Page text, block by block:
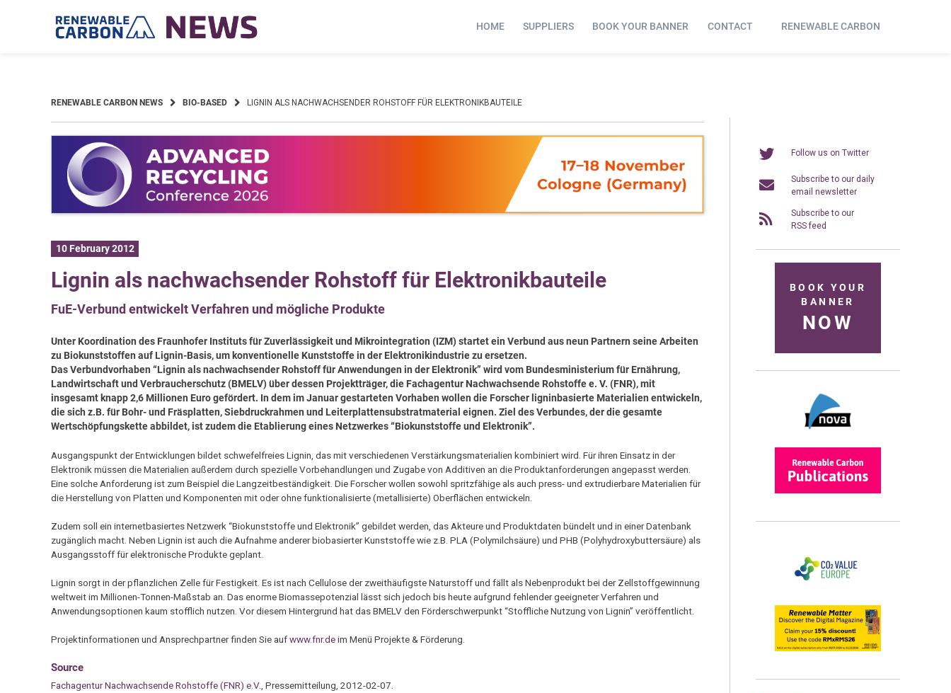
HOME SUPPLIERS BOOK YOUR BANNER CONTACT RENEWABLE CARBON
RENEWABLE CARBON NEWS BIO-BASED LIGNIN ALS NACHWACHSENDER ROHSTOFF FÜR ELEKTRONIKBAUTEILE
10 February 2012
Lignin als nachwachsender Rohstoff für Elektronikbauteile
FuE-Verbund entwickelt Verfahren und mögliche Produkte
Unter Koordination des Fraunhofer Instituts für Zuverlässigkeit und Mikrointegration (IZM) startet ein Verbund aus neun Partnern seine Arbeiten
zu Biokunststoffen auf Lignin-Basis, um konventionelle Kunststoffe in der Elektronikindustrie zu ersetzen.
Das Verbundvorhaben “Lignin als nachwachsender Rohstoff für Anwendungen in der Elektronik” wird vom Bundesministerium für Ernährung,
Landwirtschaft und Verbraucherschutz (BMELV) über dessen Projektträger, die Fachagentur Nachwachsende Rohstoffe e. V. (FNR), mit
insgesamt knapp 2,6 Millionen Euro gefördert. In dem im Januar gestarteten Vorhaben wollen die Forscher ligninbasierte Materialien entwickeln,
die sich z.B. für Bohr- und Fräsplatten, Siebdruckrahmen und Leiterplattensubstratmaterial eignen. Ziel des Verbundes, der die gesamte
Wertschöpfungskette abbildet, ist zudem die Etablierung eines Netzwerkes “Biokunststoffe und Elektronik”.
Ausgangspunkt der Entwicklungen bildet schwefelfreies Lignin, das mit verschiedenen Verstärkungsmaterialien kombiniert wird. Für ihren Einsatz in der
Elektronik müssen die Materialien außerdem durch spezielle Vorbehandlungen und Zugabe von Additiven an die Produktanforderungen angepasst werden.
Eine solche Anforderung ist zum Beispiel die Langzeitbeständigkeit. Die Forscher wollen sowohl spritzfähige als auch press- und extrudierbare Materialien für
die Herstellung von Platten und Komponenten mit oder ohne funktionalisierte (metallisierte) Oberflächen entwickeln.
Zudem soll ein internetbasiertes Netzwerk “Biokunststoffe und Elektronik” gebildet werden, das Akteure und Produktdaten bündelt und in einer Datenbank
zugänglich macht. Neben Lignin ist auch die Aufnahme anderer biobasierter Kunststoffe wie z.B. PLA (Polymilchsäure) und PHB (Polyhydroxybuttersäure) als
Ausgangsstoff für elektronische Produkte geplant.
Lignin sorgt in der pflanzlichen Zelle für Festigkeit. Es ist nach Cellulose der zweithäufigste Naturstoff und fällt als Nebenprodukt bei der Zellstoffgewinnung
weltweit im Millionen-Tonnen-Maßstab an. Das enorme Biomassepotenzial lässt sich jedoch bis heute aufgrund fehlender geeigneter Verfahren und
Anwendungsoptionen kaum stofflich nutzen. Vor diesem Hintergrund hat das BMELV den Förderschwerpunkt “Stoffliche Nutzung von Lignin” veröffentlicht.
Projektinformationen und Ansprechpartner finden Sie aufwww.fnr.deim Menü Projekte & Förderung.
Source
Fachagentur Nachwachsende Rohstoffe (FNR) e.V. , Pressemitteilung, 2012-02-07.
Follow us on Twitter
Subscribe to our daily
email newsletter
Subscribe to our
RSS feed
BOOK YOUR
BANNER
NOW